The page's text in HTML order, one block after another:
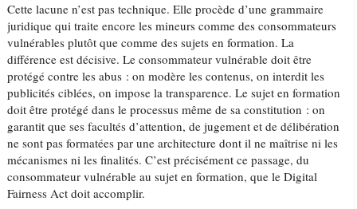
Cette lacune n’est pas technique. Elle procède d’une grammaire
juridique qui traite encore les mineurs comme des consommateurs
vulnérables plutôt que comme des sujets en formation. La
différence est décisive. Le consommateur vulnérable doit être
protégé contre les abus : on modère les contenus, on interdit les
publicités ciblées, on impose la transparence. Le sujet en formation
doit être protégé dans le processus même de sa constitution : on
garantit que ses facultés d’attention, de jugement et de délibération
ne sont pas formatées par une architecture dont il ne maîtrise ni les
mécanismes ni les finalités. C’est précisément ce passage, du
consommateur vulnérable au sujet en formation, que le Digital
Fairness Act doit accomplir.